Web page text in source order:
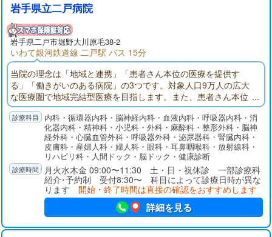
岩手県立二戸病院
岩手県二戸市堀野大川原毛38-2
いわて銀河鉄道線 二戸駅 バス 15分
当院の理念は「地域と連携」「患者さん本位の医療を提供す
る」「働きがいのある病院」の3つです。対象人口9万人の広大
な医療圏で地域完結型医療を目指します。また、患者さん本位
の医療を提供するために地域医療福祉連携室を設置しておりま
す。
内科・循環器内科・脳神経内科・血液内科・呼吸器内科・消
化器内科・精神科・小児科・外科・麻酔科・整形外科・脳神
経外科・心臓血管外科・呼吸器外科・泌尿器科・腎臓内科・
皮膚科・産婦人科・婦人科・眼科・耳鼻咽喉科・放射線科・
リハビリ科・人間ドック・脳ドック・健康診断
月火水木金 09:00〜11:30 土・日・祝休診 一部診療科
紹介･予約制 受付8:30〜 科目によって診療日時が異な
ります 開始・終了時間は直接の確認をおすすめします
詳細を見る